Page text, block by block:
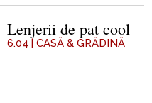
Lenjerii de pat cool
6.04 | CASĂ & GRĂDINĂ